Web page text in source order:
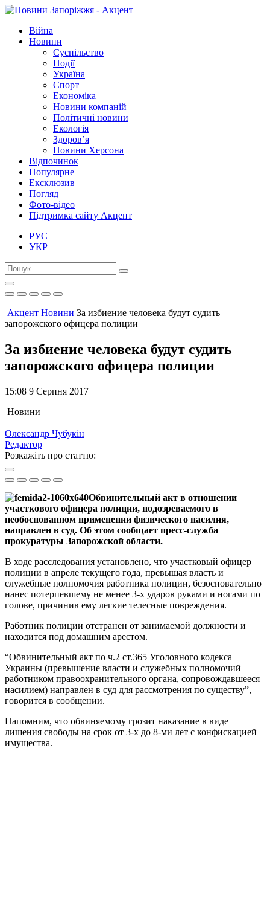
Війна
Новини
Суспільство
Події
Україна
Спорт
Економіка
Новини компаній
Політичні новини
Екологія
Здоров’я
Новини Херсона
Відпочинок
Популярне
Ексклюзив
Погляд
Фото-відео
Підтримка сайту Акцент
РУС
УКР
Акцент Новини За избиение человека будут судить
запорожского офицера полиции
За избиение человека будут судить
запорожского офицера полиции
15:08 9 Серпня 2017
Новини
Олександр Чубукін
Редактор
Розкажіть про статтю:
Обвинительный акт в отношении
участкового офицера полиции, подозреваемого в
необоснованном применении физического насилия,
направлен в суд. Об этом сообщает пресс-служба
прокуратуры Запорожской области.
В ходе расследования установлено, что участковый офицер
полиции в апреле текущего года, превышая власть и
служебные полномочия работника полиции, безосновательно
нанес потерпевшему не менее 3-х ударов руками и ногами по
голове, причинив ему легкие телесные повреждения.
Работник полиции отстранен от занимаемой должности и
находится под домашним арестом.
“Обвинительный акт по ч.2 ст.365 Уголовного кодекса
Украины (превышение власти и служебных полномочий
работником правоохранительного органа, сопровождавшееся
насилием) направлен в суд для рассмотрения по существу”, –
говорится в сообщении.
Напомним, что обвиняемому грозит наказание в виде
лишения свободы на срок от 3-х до 8-ми лет с конфискацией
имущества.